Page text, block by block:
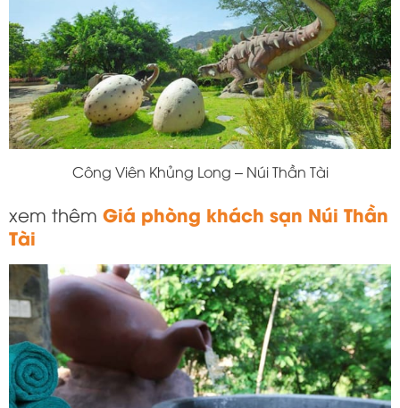
Công Viên Khủng Long – Núi Thần Tài
xem thêm Giá phòng khách sạn Núi Thần
Tài